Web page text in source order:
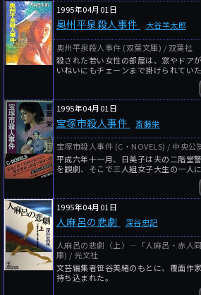
1995年04月01日
奥州平泉殺人事件 大谷羊太郎
奥州平泉殺人事件 (双葉文庫) / 双葉社
殺された若い女性の部屋は、窓やドア
いねいにもチェーンまで掛けられていた
1995年04月01日
宝塚市殺人事件 斎藤栄
宝塚市殺人事件 (C・NOVELS) / 中央公
平成六年十一月、日美子は夫の二階堂
を観劇、そこで三人組女子大生の一人
1995年04月01日
人麻呂の悲劇 深谷忠記
人麻呂の悲劇〈上〉―「人麻呂・赤人
庫) / 光文社
文芸編集者笹谷美緒のもとに、覆面作
持ち込まれた。